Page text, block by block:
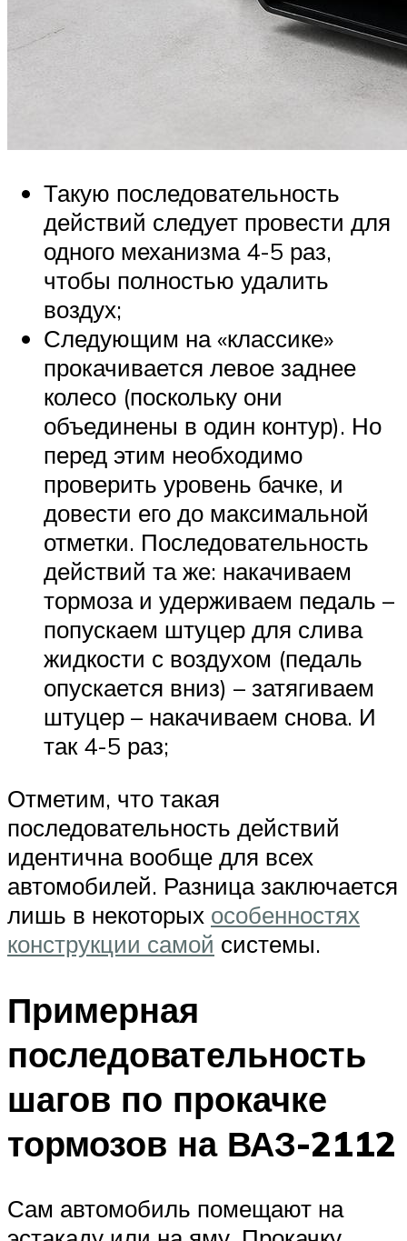
Такую последовательность
действий следует провести для
одного механизма 4-5 раз,
чтобы полностью удалить
воздух;
Следующим на «классике»
прокачивается левое заднее
колесо (поскольку они
объединены в один контур). Но
перед этим необходимо
проверить уровень бачке, и
довести его до максимальной
отметки. Последовательность
действий та же: накачиваем
тормоза и удерживаем педаль –
попускаем штуцер для слива
жидкости с воздухом (педаль
опускается вниз) – затягиваем
штуцер – накачиваем снова. И
так 4-5 раз;
Отметим, что такая
последовательность действий
идентична вообще для всех
автомобилей. Разница заключается
лишь в некоторых особенностях
конструкции самой системы.
Примерная
последовательность
шагов по прокачке
тормозов на ВАЗ-2112
Сам автомобиль помещают на